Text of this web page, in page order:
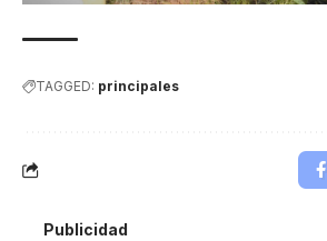
TAGGED: principales
Publicidad